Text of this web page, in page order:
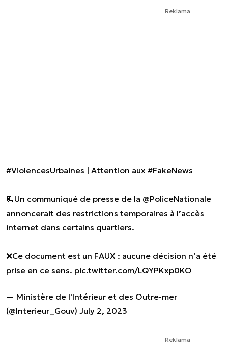
Reklama
#ViolencesUrbaines | Attention aux #FakeNews
📃Un communiqué de presse de la @PoliceNationale
annoncerait des restrictions temporaires à l’accès
internet dans certains quartiers.
❌Ce document est un FAUX : aucune décision n’a été
prise en ce sens. pic.twitter.com/LQYPKxp0KO
— Ministère de l'Intérieur et des Outre-mer
(@Interieur_Gouv) July 2, 2023
Reklama